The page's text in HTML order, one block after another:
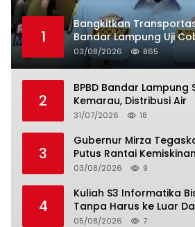
1
Bangkitkan
Bandar Lampung Uji
03/08/2026 865
2
BPBD Bandar Lampung
Kemarau, Distribusi Air
31/07/2026 18
3
Gubernur Mirza
Putus Rantai Kemiskinan
03/08/2026 9
4
Kuliah S3 Informatika
Tanpa Harus ke Luar
05/08/2026 7